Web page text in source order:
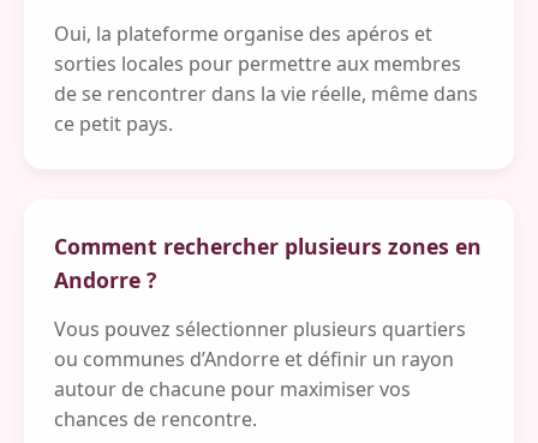
Oui, la plateforme organise des apéros et
sorties locales pour permettre aux membres
de se rencontrer dans la vie réelle, même dans
ce petit pays.
Comment rechercher plusieurs zones en
Andorre ?
Vous pouvez sélectionner plusieurs quartiers
ou communes d’Andorre et définir un rayon
autour de chacune pour maximiser vos
chances de rencontre.